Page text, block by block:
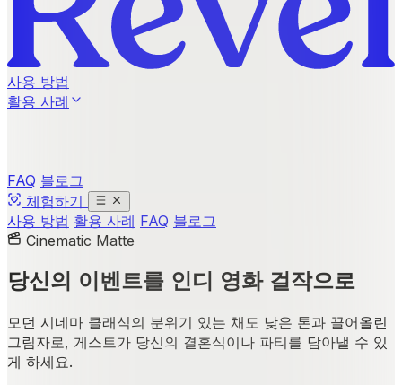
사용 방법
활용 사례
FAQ 블로그
체험하기
사용 방법 활용 사례 FAQ 블로그
Cinematic Matte
당신의 이벤트를 인디 영화 걸작으로
모던 시네마 클래식의 분위기 있는 채도 낮은 톤과 끌어올린
그림자로, 게스트가 당신의 결혼식이나 파티를 담아낼 수 있
게 하세요.